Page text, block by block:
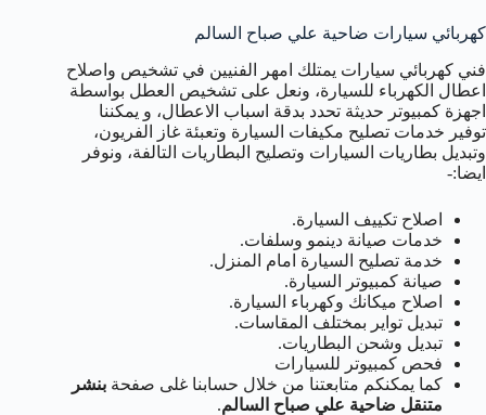
كهربائي سيارات ضاحية علي صباح السالم
فني كهربائي سيارات يمتلك امهر الفنيين في تشخيص واصلاح
اعطال الكهرباء للسيارة، ونعل على تشخيص العطل بواسطة
اجهزة كمبيوتر حديثة تحدد بدقة اسباب الاعطال، و يمكننا
توفير خدمات تصليح مكيفات السيارة وتعبئة غاز الفريون،
وتبديل بطاريات السيارات وتصليح البطاريات التالفة، ونوفر
ايضا:-
اصلاح تكييف السيارة.
خدمات صيانة دينمو وسلفات.
خدمة تصليح السيارة امام المنزل.
صيانة كمبيوتر السيارة.
اصلاح ميكانك وكهرباء السيارة.
تبديل تواير بمختلف المقاسات.
تبديل وشحن البطاريات.
فحص كمبيوتر للسيارات
كما يمكنكم متابعتنا من خلال حسابنا غلى صفحة بنشر
متنقل ضاحية علي صباح السالم.